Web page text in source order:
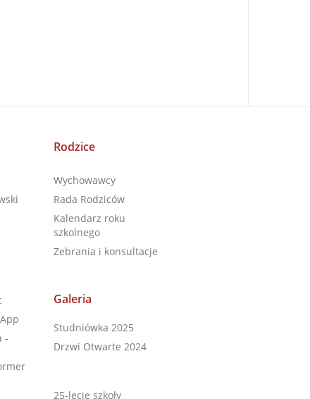
-
Rodzice
Wychowawcy
Rada Rodziców
Kalendarz roku
szkolnego
Zebrania i konsultacje
Galeria
Studniówka 2025
Drzwi Otwarte 2024
25-lecie szkoły